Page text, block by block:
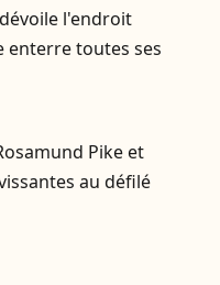
l'endroit
enterre toutes ses
Pike et
au défilé